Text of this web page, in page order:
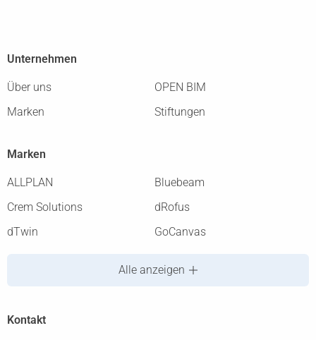
Unternehmen
Über uns
OPEN BIM
Marken
Stiftungen
Marken
ALLPLAN
Bluebeam
Crem Solutions
dRofus
dTwin
GoCanvas
Alle anzeigen
Kontakt